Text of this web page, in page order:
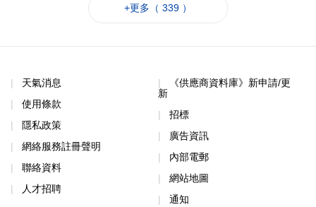
+更多（ 339 ）
天氣消息
使用條款
隱私政策
網絡服務註冊聲明
聯絡資料
人才招聘
《供應商資料庫》新申請/更
新
招標
廣告資訊
內部電郵
網站地圖
通知